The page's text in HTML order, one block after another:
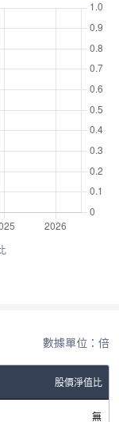
數據單位：倍
股價淨值比
無